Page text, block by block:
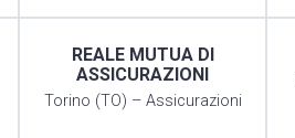
REALE MUTUA DI
ASSICURAZIONI
Torino (TO) – Assicurazioni